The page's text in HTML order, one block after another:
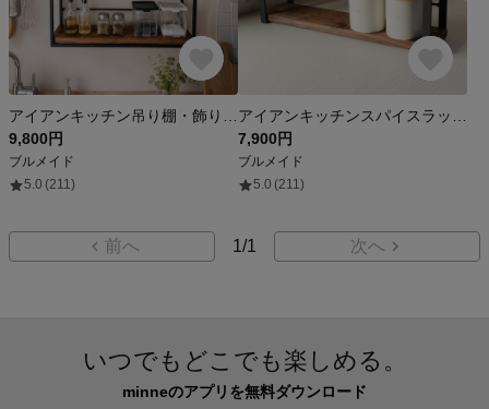
9,800円
ブルメイド
5.0 (211)
7,900円
ブルメイド
5.0 (211)
前へ 1/1 次へ
いつでもどこでも楽しめる。
minneのアプリを無料ダウンロード